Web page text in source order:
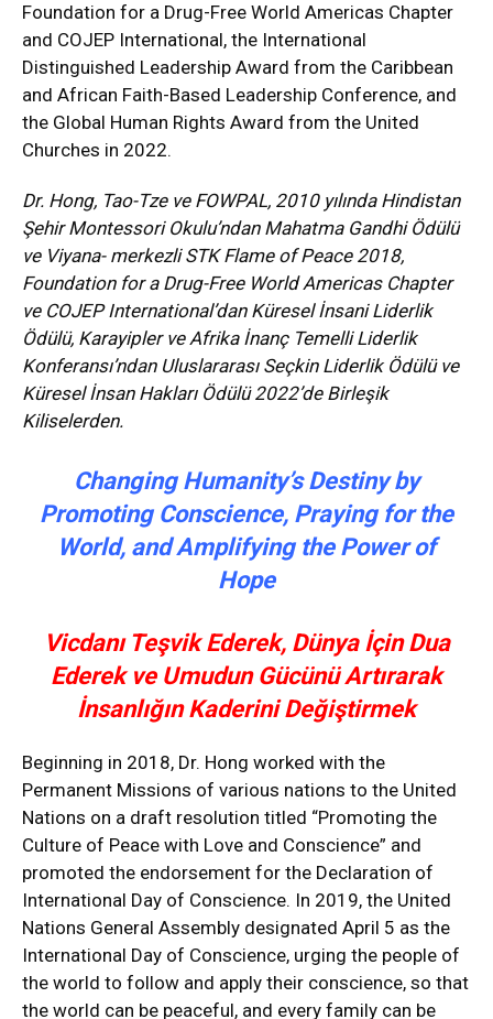
Foundation for a Drug-Free World Americas Chapter
and COJEP International, the International
Distinguished Leadership Award from the Caribbean
and African Faith-Based Leadership Conference, and
the Global Human Rights Award from the United
Churches in 2022.
Dr. Hong, Tao-Tze ve FOWPAL, 2010 yılında Hindistan
Şehir Montessori Okulu’ndan Mahatma Gandhi Ödülü
ve Viyana- merkezli STK Flame of Peace 2018,
Foundation for a Drug-Free World Americas Chapter
ve COJEP International’dan Küresel İnsani Liderlik
Ödülü, Karayipler ve Afrika İnanç Temelli Liderlik
Konferansı’ndan Uluslararası Seçkin Liderlik Ödülü ve
Küresel İnsan Hakları Ödülü 2022’de Birleşik
Kiliselerden.
Changing Humanity’s Destiny by
Promoting Conscience, Praying for the
World, and Amplifying the Power of
Hope
Vicdanı Teşvik Ederek, Dünya İçin Dua
Ederek ve Umudun Gücünü Artırarak
İnsanlığın Kaderini Değiştirmek
Beginning in 2018, Dr. Hong worked with the
Permanent Missions of various nations to the United
Nations on a draft resolution titled “Promoting the
Culture of Peace with Love and Conscience” and
promoted the endorsement for the Declaration of
International Day of Conscience. In 2019, the United
Nations General Assembly designated April 5 as the
International Day of Conscience, urging the people of
the world to follow and apply their conscience, so that
the world can be peaceful, and every family can be